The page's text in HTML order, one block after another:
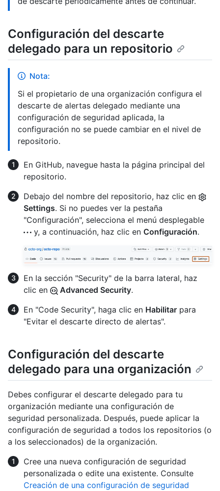
Configuración del descarte
delegado para un repositorio
Nota:
Si el propietario de una organización configura el
descarte de alertas delegado mediante una
configuración de seguridad aplicada, la
configuración no se puede cambiar en el nivel de
repositorio.
En GitHub, navegue hasta la página principal del
repositorio.
Debajo del nombre del repositorio, haz clic en
Settings. Si no puedes ver la pestaña
"Configuración", selecciona el menú desplegable
y, a continuación, haz clic en Configuración.
En la sección "Security" de la barra lateral, haz
clic en
Advanced Security.
En "Code Security", haga clic en Habilitar para
"Evitar el descarte directo de alertas".
Configuración del descarte
delegado para una organización
Debes configurar el descarte delegado para tu
organización mediante una configuración de
seguridad personalizada. Después, puede aplicar la
configuración de seguridad a todos los repositorios (o
a los seleccionados) de la organización.
Cree una nueva configuración de seguridad
personalizada o edite una existente. Consulte
Creación de una configuración de seguridad